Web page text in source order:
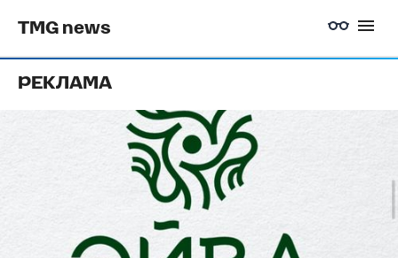
TMG news
РЕКЛАМА